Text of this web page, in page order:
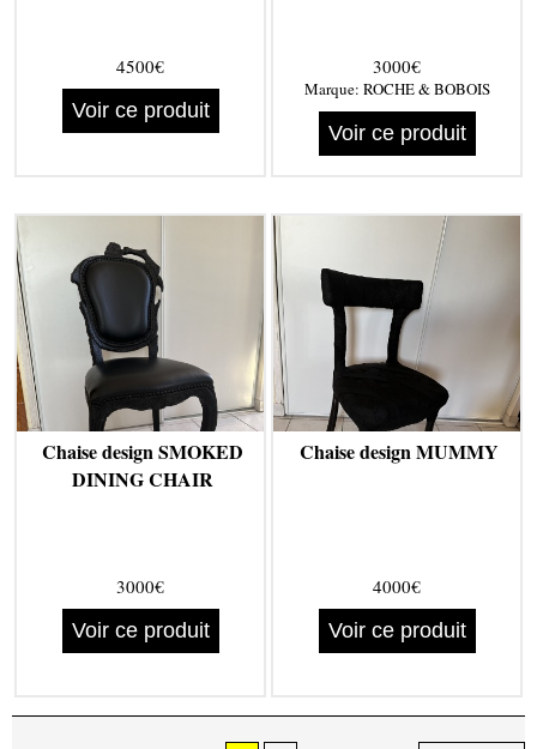
4500€
Voir ce produit
3000€
Marque: ROCHE & BOBOIS
Voir ce produit
Chaise design SMOKED
DINING CHAIR
3000€
Voir ce produit
Chaise design MUMMY
4000€
Voir ce produit